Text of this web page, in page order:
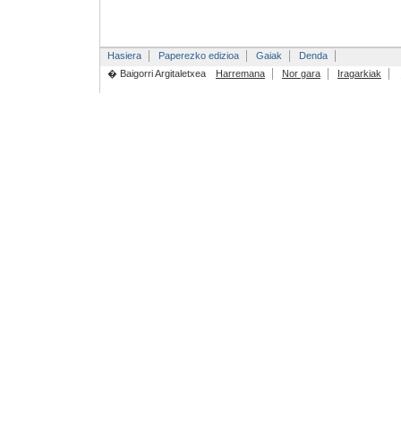
Hasiera Paperezko edizioa Gaiak
Denda
� Baigorri Argitaletxea
Harremana Nor gara Iragarkiak